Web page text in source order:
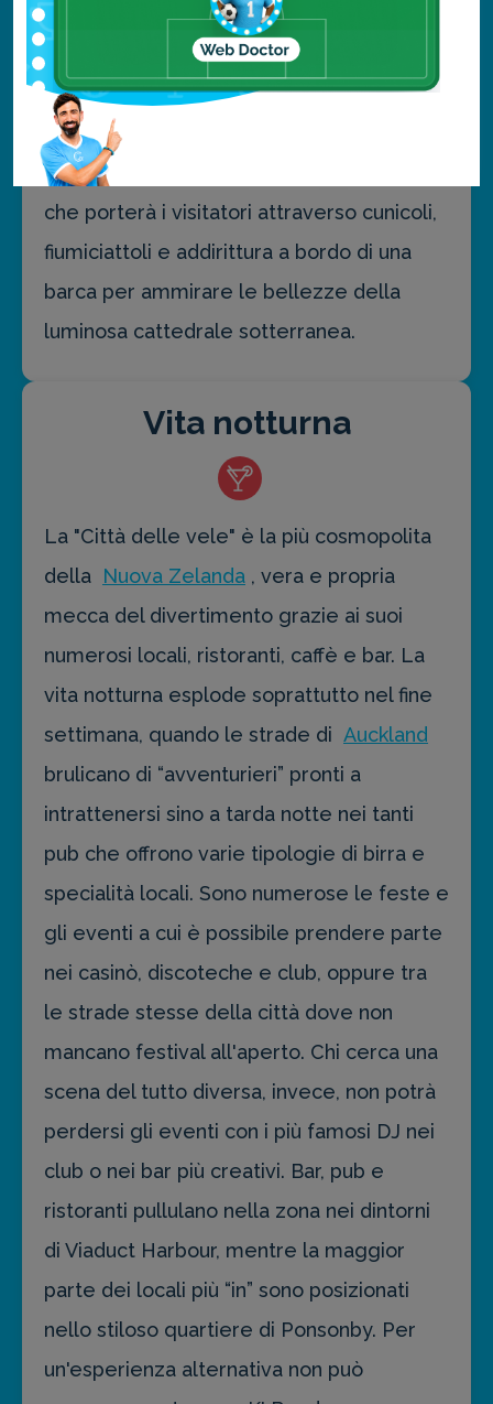
lungo il percorso, è rappresentato dalla
celebre grotta dei "bachi luminosi"
(Glowworm Grotto) la cui luminescenza fa
apparire la superficie rocciosa come un
cielo stellato. Un'esperienza avventurosa
che porterà i visitatori attraverso cunicoli,
fiumiciattoli e addirittura a bordo di una
barca per ammirare le bellezze della
luminosa cattedrale sotterranea.
Vita notturna
La "Città delle vele" è la più cosmopolita
della Nuova Zelanda , vera e propria
mecca del divertimento grazie ai suoi
numerosi locali, ristoranti, caffè e bar. La
vita notturna esplode soprattutto nel fine
settimana, quando le strade di Auckland
brulicano di “avventurieri” pronti a
intrattenersi sino a tarda notte nei tanti
pub che offrono varie tipologie di birra e
specialità locali. Sono numerose le feste e
gli eventi a cui è possibile prendere parte
nei casinò, discoteche e club, oppure tra
le strade stesse della città dove non
mancano festival all'aperto. Chi cerca una
scena del tutto diversa, invece, non potrà
perdersi gli eventi con i più famosi DJ nei
club o nei bar più creativi. Bar, pub e
ristoranti pullulano nella zona nei dintorni
di Viaduct Harbour, mentre la maggior
parte dei locali più “in” sono posizionati
nello stiloso quartiere di Ponsonby. Per
un'esperienza alternativa non può